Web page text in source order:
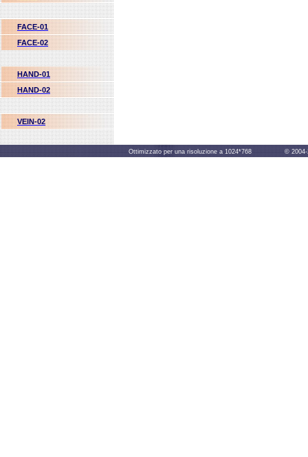
FACE-01
FACE-02
HAND-01
HAND-02
VEIN-02
Ottimizzato per una risoluzione a 1024*768 © 2004-